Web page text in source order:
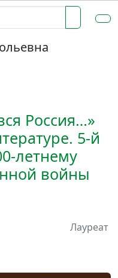
Россия…»
5-й
летнему
войны
Лауреат